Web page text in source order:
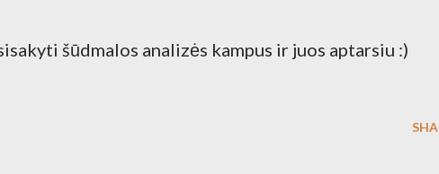
šūdmalos analizės kampus ir juos aptarsiu :)